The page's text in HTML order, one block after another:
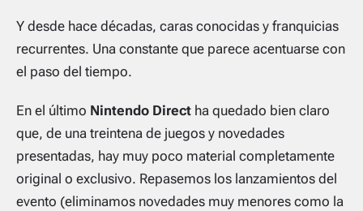
Y desde hace décadas, caras conocidas y franquicias
recurrentes. Una constante que parece acentuarse con
el paso del tiempo.
En el último Nintendo Direct ha quedado bien claro
que, de una treintena de juegos y novedades
presentadas, hay muy poco material completamente
original o exclusivo. Repasemos los lanzamientos del
evento (eliminamos novedades muy menores como la